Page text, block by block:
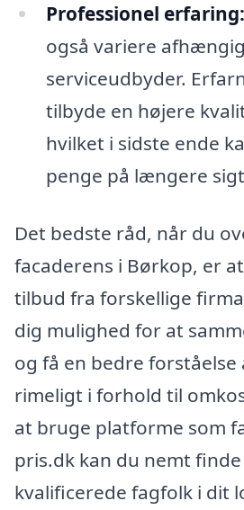
Professionel erfaring:
også variere
serviceudbyder.
tilbyde en højere
hvilket i sidste ende
penge på længere
Det bedste råd, når du
facaderens i Børkop, er
tilbud fra forskellige
dig mulighed for at
og få en bedre forståelse
rimeligt i forhold til
at bruge platforme som
pris.dk kan du nemt
kvalificerede fagfolk i dit